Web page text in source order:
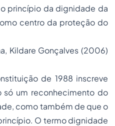
princípio da dignidade da
centro da proteção do
Kildare Gonçalves (2006)
de 1988 inscreve
só um reconhecimento do
como também de que o
O termo dignidade